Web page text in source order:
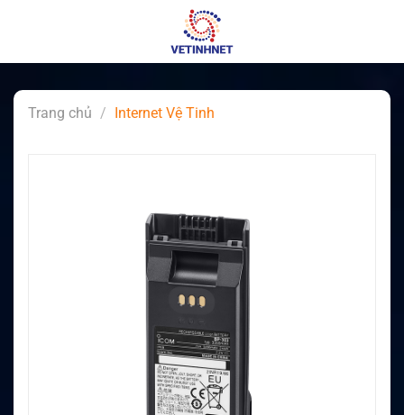
Trang chủ / Internet Vệ Tinh